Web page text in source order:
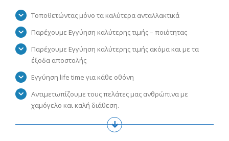
Τοποθετώντας μόνο τα καλύτερα ανταλλακτικά
Παρέχουμε Εγγύηση καλύτερης τιμής – ποιότητας
Παρέχουμε Εγγύηση καλύτερης τιμής ακόμα και με τα
έξοδα αποστολής
Εγγύηση life time για κάθε οθόνη
Αντιμετωπίζουμε τους πελάτες μας ανθρώπινα με
χαμόγελο και καλή διάθεση.